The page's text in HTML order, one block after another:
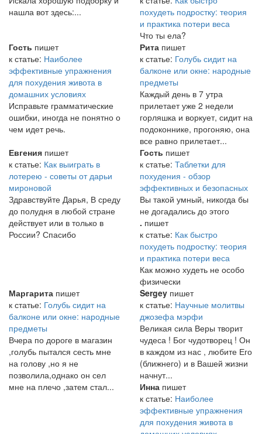
нашла вот здесь:...
похудеть подростку: теория
и практика потери веса
Что ты ела?
Гость пишет
к статье: Наиболее
эффективные упражнения
для похудения живота в
домашних условиях
Исправьте грамматические
ошибки, иногда не понятно о
чем идет речь.
Рита пишет
к статье: Голубь сидит на
балконе или окне: народные
предметы
Каждый день в 7 утра
прилетает уже 2 недели
горляшка и воркует, сидит на
подоконнике, прогоняю, она
все равно прилетает...
Евгения пишет
к статье: Как выиграть в
лотерею - советы от дарьи
мироновой
Здравствуйте Дарья, В среду
до полудня в любой стране
действует или в только в
России? Спасибо
Гость пишет
к статье: Таблетки для
похудения - обзор
эффективных и безопасных
Вы такой умный, никогда бы
не догадались до этого
. пишет
к статье: Как быстро
похудеть подростку: теория
и практика потери веса
Как можно худеть не особо
физически
Маргарита пишет
к статье: Голубь сидит на
балконе или окне: народные
предметы
Вчера по дороге в магазин
,голубь пытался сесть мне
на голову ,но я не
позволила,однако он сел
мне на плечо ,затем стал...
Sergey пишет
к статье: Научные молитвы
джозефа мэрфи
Великая сила Веры творит
чудеса ! Бог чудотворец ! Он
в каждом из нас , любите Его
(ближнего) и в Вашей жизни
начнут...
Инна пишет
к статье: Наиболее
эффективные упражнения
для похудения живота в